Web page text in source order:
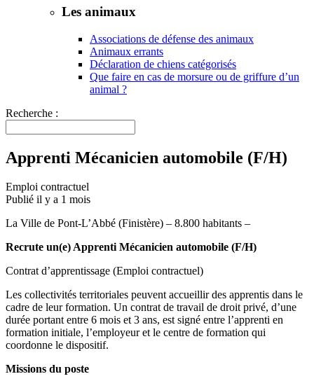
Les animaux
Associations de défense des animaux
Animaux errants
Déclaration de chiens catégorisés
Que faire en cas de morsure ou de griffure d’un
animal ?
Recherche :
Apprenti Mécanicien automobile (F/H)
Emploi contractuel
Publié il y a 1 mois
La Ville de Pont-L’Abbé (Finistère) – 8.800 habitants –
Recrute un(e) Apprenti Mécanicien automobile (F/H)
Contrat d’apprentissage (Emploi contractuel)
Les collectivités territoriales peuvent accueillir des apprentis dans le
cadre de leur formation. Un contrat de travail de droit privé, d’une
durée portant entre 6 mois et 3 ans, est signé entre l’apprenti en
formation initiale, l’employeur et le centre de formation qui
coordonne le dispositif.
Missions du poste